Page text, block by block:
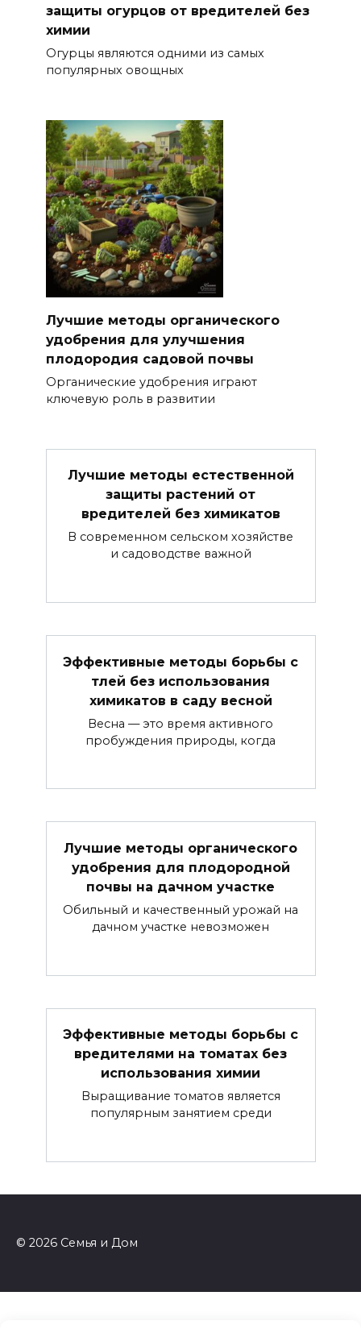
защиты огурцов от вредителей без
химии
Огурцы являются одними из самых
популярных овощных
Лучшие методы органического
удобрения для улучшения
плодородия садовой почвы
Органические удобрения играют
ключевую роль в развитии
Лучшие методы естественной
защиты растений от
вредителей без химикатов
В современном сельском хозяйстве
и садоводстве важной
Эффективные методы борьбы с
тлей без использования
химикатов в саду весной
Весна — это время активного
пробуждения природы, когда
Лучшие методы органического
удобрения для плодородной
почвы на дачном участке
Обильный и качественный урожай на
дачном участке невозможен
Эффективные методы борьбы с
вредителями на томатах без
использования химии
Выращивание томатов является
популярным занятием среди
© 2026 Семья и Дом